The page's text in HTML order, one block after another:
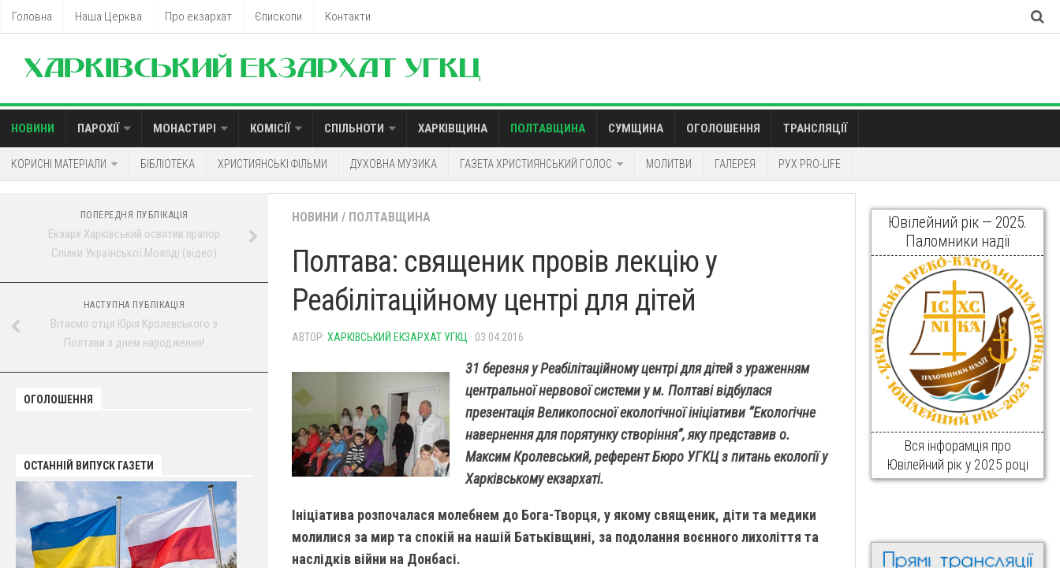
Головна Наша Церква Про екзархат Єпископи Контакти
НОВИНИ ПАРОХІЇ МОНАСТИРІ КОМІСІЇ СПІЛЬНОТИ ХАРКІВЩИНА ПОЛТАВЩИНА СУМЩИНА ОГОЛОШЕННЯ ТРАНСЛЯЦІЇ
КОРИСНІ МАТЕРІАЛИ БІБЛІОТЕКА ХРИСТИЯНСЬКІ ФІЛЬМИ ДУХОВНА МУЗИКА ГАЗЕТА ХРИСТИЯНСЬКИЙ ГОЛОС МОЛИТВИ ГАЛЕРЕЯ РУХ PRO-LIFE
НОВИНИ / ПОЛТАВЩИНА
Полтава: священик провів лекцію у
Реабілітаційному центрі для дітей
АВТОР: ХАРКІВСЬКИЙ ЕКЗАРХАТ УГКЦ · 03.04.2016
31 березня у Реабілітаційному центрі для дітей з ураженням
центральної нервової системи у м. Полтаві відбулася
презентація Великопосної екологічної ініціативи “Екологічне
навернення для порятунку створіння”, яку представив о.
Максим Кролевський, референт Бюро УГКЦ з питань екології у
Харківському екзархаті.
Ініціатива розпочалася молебнем до Бога-Творця, у якому священик, діти та медики
молилися за мир та спокій на нашій Батьківщині, за подолання воєнного лихоліття та
наслідків війни на Донбасі.
ПОПЕРЕДНЯ ПУБЛІКАЦІЯ
Екзарх Харківський освятив прапор
Спілки Української Молоді (відео)
НАСТУПНА ПУБЛІКАЦІЯ
Вітаємо отця Юрія Кролевського з
Полтави з днем народження!
ОГОЛОШЕННЯ
ОСТАННІЙ ВИПУСК ГАЗЕТИ
Ювілейний рік — 2025.
Паломники надії
Вся інфорамція про
Ювілейний рік у 2025 році